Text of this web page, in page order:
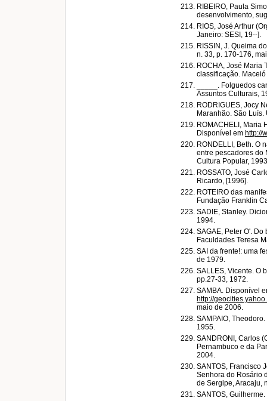
RIBEIRO, Paula
desenvolvimento,
RIOS, José Arthur
Janeiro: SESI, 19--].
RISSIN, J. Queima
n. 33, p. 170-176,
ROCHA, José Maria
classificação.
_____. Folguedos
Assuntos Culturais,
RODRIGUES, Jocy
Maranhão. São Luís.
ROMACHELI, Maria
Disponível em http://
RONDELLI, Beth. O
entre pescadores do
Cultura Popular,
ROSSATO, José
Ricardo, [1996].
ROTEIRO das
Fundação Franklin
SADIE, Stanley.
1994.
SAGAE, Peter O'.
Faculdades Teresa
SAI da frente!: uma
de 1979.
SALLES, Vicente. O
pp.27-33, 1972.
SAMBA. Disponível
http://
maio de 2006.
SAMPAIO,
1955.
SANDRONI, Carlos
Pernambuco e da
2004.
SANTOS, Francisco
Senhora do Rosário
de Sergipe, Aracaju,
SANTOS,